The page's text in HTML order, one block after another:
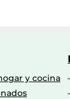
y cocina